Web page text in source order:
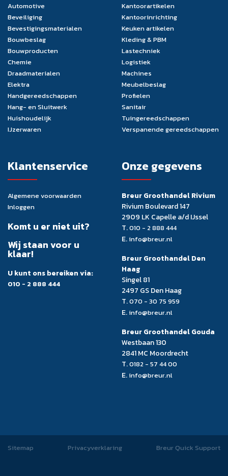
Automotive
Beveiliging
Bevestigingsmaterialen
Bouwbeslag
Bouwproducten
Chemie
Draadmaterialen
Elektra
Handgereedschappen
Hang- en Sluitwerk
Huishoudelijk
IJzerwaren
Kantoorartikelen
Kantoorinrichting
Keuken artikelen
Kleding & PBM
Lastechniek
Logistiek
Machines
Meubelbeslag
Profielen
Sanitair
Tuingereedschappen
Verspanende gereedschappen
Klantenservice
Algemene voorwaarden
Inloggen
Komt u er niet uit?
Wij staan voor u
klaar!
U kunt ons bereiken via:
010 - 2 888 444
Onze gegevens
Breur Groothandel Rivium
Rivium Boulevard 147
2909 LK Capelle a/d IJssel
T.010 - 2 888 444
E. info@breur.nl
Breur Groothandel Den
Haag
Singel 81
2497 GS Den Haag
T.070 - 30 75 959
E. info@breur.nl
Breur Groothandel Gouda
Westbaan 130
2841 MC Moordrecht
T.0182 - 57 44 00
E. info@breur.nl
Sitemap Privacyverklaring Breur Quick Support